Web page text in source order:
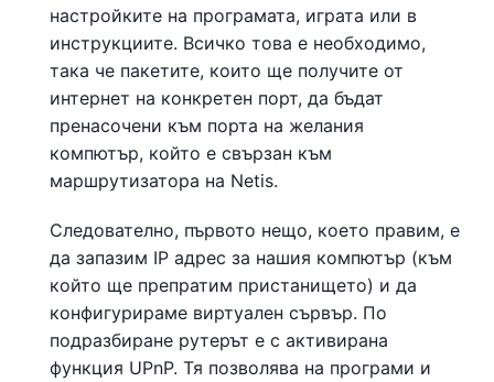
настройките на програмата, играта или в
инструкциите. Всичко това е необходимо,
така че пакетите, които ще получите от
интернет на конкретен порт, да бъдат
пренасочени към порта на желания
компютър, който е свързан към
маршрутизатора на Netis.
Следователно, първото нещо, което правим, е
да запазим IP адрес за нашия компютър (към
който ще препратим пристанището) и да
конфигурираме виртуален сървър. По
подразбиране рутерът е с активирана
функция UPnP. Тя позволява на програми и